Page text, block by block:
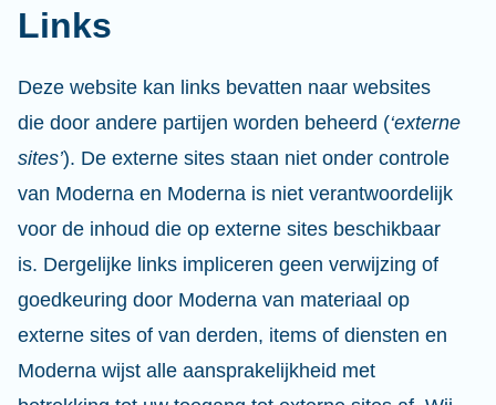
Links
Deze website kan links bevatten naar websites
die door andere partijen worden beheerd (‘externe
sites’). De externe sites staan niet onder controle
van Moderna en Moderna is niet verantwoordelijk
voor de inhoud die op externe sites beschikbaar
is. Dergelijke links impliceren geen verwijzing of
goedkeuring door Moderna van materiaal op
externe sites of van derden, items of diensten en
Moderna wijst alle aansprakelijkheid met